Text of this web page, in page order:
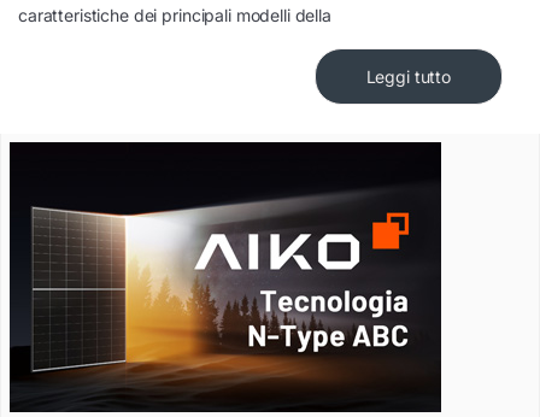
caratteristiche dei principali modelli della
Leggi tutto